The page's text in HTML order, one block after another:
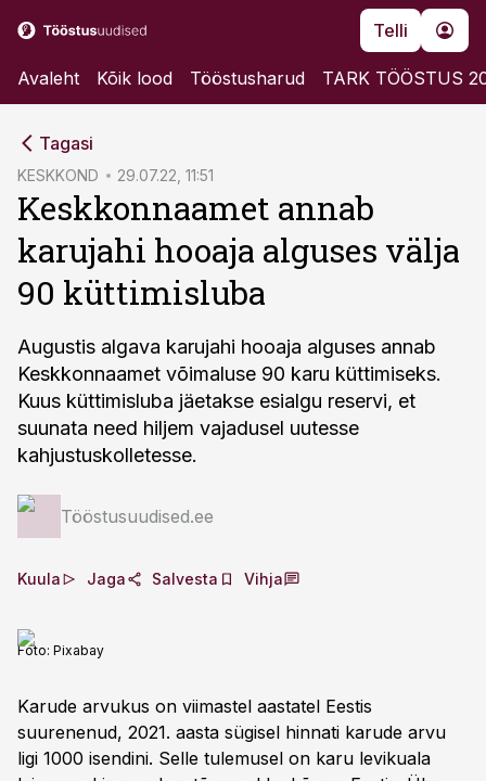
Telli
Avaleht Kõik lood Tööstusharud TARK TÖÖSTUS
Tagasi
KESKKOND 29.07.22, 11:51
Keskkonnaamet annab
karujahi hooaja alguses välja
90 küttimisluba
Augustis algava karujahi hooaja alguses annab
Keskkonnaamet võimaluse 90 karu küttimiseks.
Kuus küttimisluba jäetakse esialgu reservi, et
suunata need hiljem vajadusel uutesse
kahjustuskolletesse.
Tööstusuudised.ee
Kuula Jaga Salvesta Vihja
Foto: Pixabay
Karude arvukus on viimastel aastatel Eestis
suurenenud, 2021. aasta sügisel hinnati karude arvu
ligi 1000 isendini. Selle tulemusel on karu levikuala